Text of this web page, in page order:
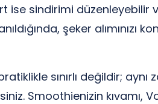
ise sindirimi düzenleyebilir
şeker alımınızı
sınırlı değildir;
Smoothienizin kıvamı,